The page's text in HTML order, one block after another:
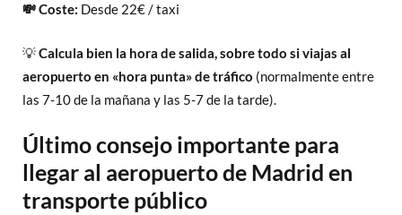
💸 Coste: Desde 22€ / taxi
💡Calcula bien la hora de salida, sobre todo si viajas al
aeropuerto en «hora punta» de tráfico (normalmente entre
las 7-10 de la mañana y las 5-7 de la tarde).
Último consejo importante para
llegar al aeropuerto de Madrid en
transporte público